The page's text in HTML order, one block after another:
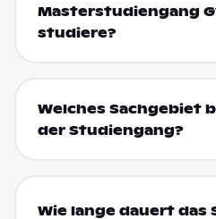
Masterstudiengang
studiere?
Welches Sachgebiet
der Studiengang?
Wie lange dauert das